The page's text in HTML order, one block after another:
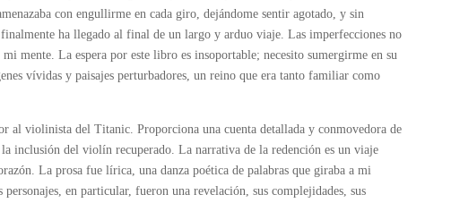
con engullirme en cada giro, dejándome sentir agotado, y sin
ha llegado al final de un largo y arduo viaje. Las imperfecciones no
mente. La espera por este libro es insoportable; necesito sumergirme en su
vívidas y paisajes perturbadores, un reino que era tanto familiar como
al violinista del Titanic. Proporciona una cuenta detallada y conmovedora de
inclusión del violín recuperado. La narrativa de la redención es un viaje
La prosa fue lírica, una danza poética de palabras que giraba a mi
en particular, fueron una revelación, sus complejidades, sus